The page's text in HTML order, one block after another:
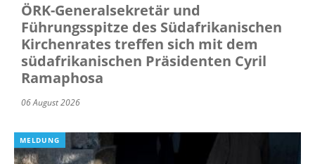
ÖRK-Generalsekretär und
Führungsspitze des Südafrikanischen
Kirchenrates treffen sich mit dem
südafrikanischen Präsidenten Cyril
Ramaphosa
06 August 2026
MELDUNG